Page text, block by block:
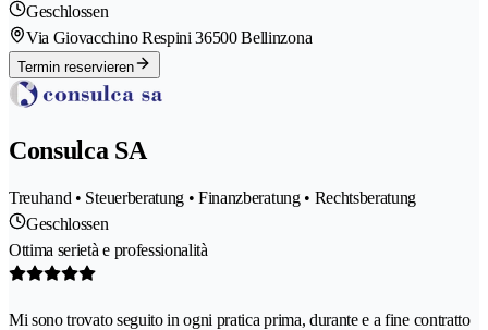
Geschlossen
Via Giovacchino Respini 36500 Bellinzona
Termin reservieren
Consulca SA
Treuhand • Steuerberatung • Finanzberatung • Rechtsberatung
Geschlossen
Ottima serietà e professionalità
Mi sono trovato seguito in ogni pratica prima, durante e a fine contratto